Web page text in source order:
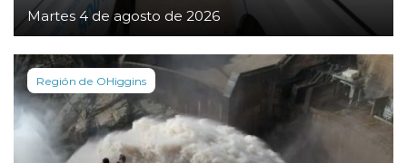
Martes 4 de agosto de 2026
Región de OHiggins